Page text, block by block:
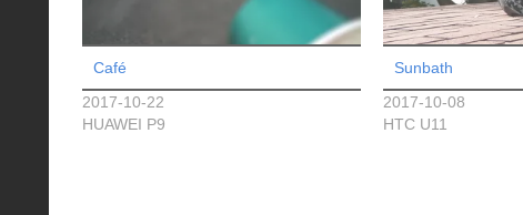
Café
2017-10-22
HUAWEI P9
Sunbath
2017-10-08
HTC U11